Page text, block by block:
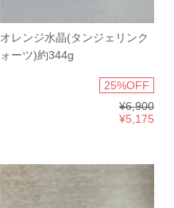
オレンジ水晶(タンジェリンク
ォーツ)約344g
25%OFF
¥6,900
¥5,175